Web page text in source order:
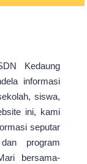
Kedaung
informasi
siswa,
ini, kami
seputar
program
bersama-